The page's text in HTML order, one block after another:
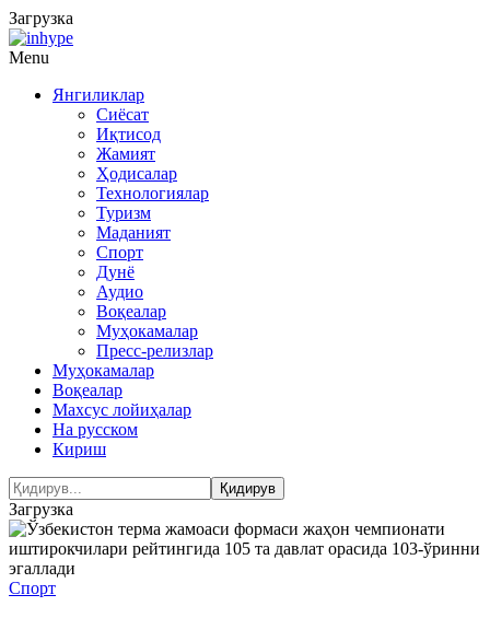
Загрузка
Menu
Янгиликлар
Сиёсат
Иқтисод
Жамият
Ҳодисалар
Технологиялар
Туризм
Маданият
Спорт
Дунё
Аудио
Воқеалар
Муҳокамалар
Пресс-релизлар
Муҳокамалар
Воқеалар
Махсус лойиҳалар
На русском
Кириш
Загрузка
Спорт